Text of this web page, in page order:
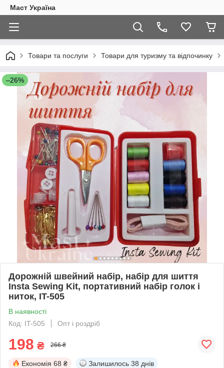
Маст Україна
Товари та послуги Товари для туризму та відпочинку
–26%
Дорожній швейний набір, набір для шиття
Insta Sewing Kit, портативний набір голок і
ниток, IT-505
В наявності
Код: IT-505
Опт і роздріб
198 ₴ 266 ₴
Економія 68 ₴ Залишилось 38 днів